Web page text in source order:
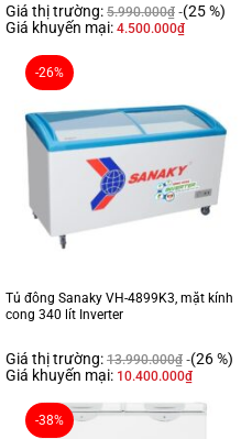
Giá thị trường: 5.990.000₫ (25 %)
Giá khuyến mại: 4.500.000₫
-26%
Tủ đông Sanaky VH-4899K3, mặt kính
cong 340 lít Inverter
Giá thị trường: 13.990.000₫ (26 %)
Giá khuyến mại: 10.400.000₫
-38%